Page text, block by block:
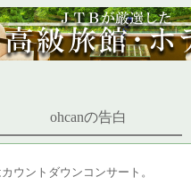
ohcanの告白
ウントダウンコンサート。